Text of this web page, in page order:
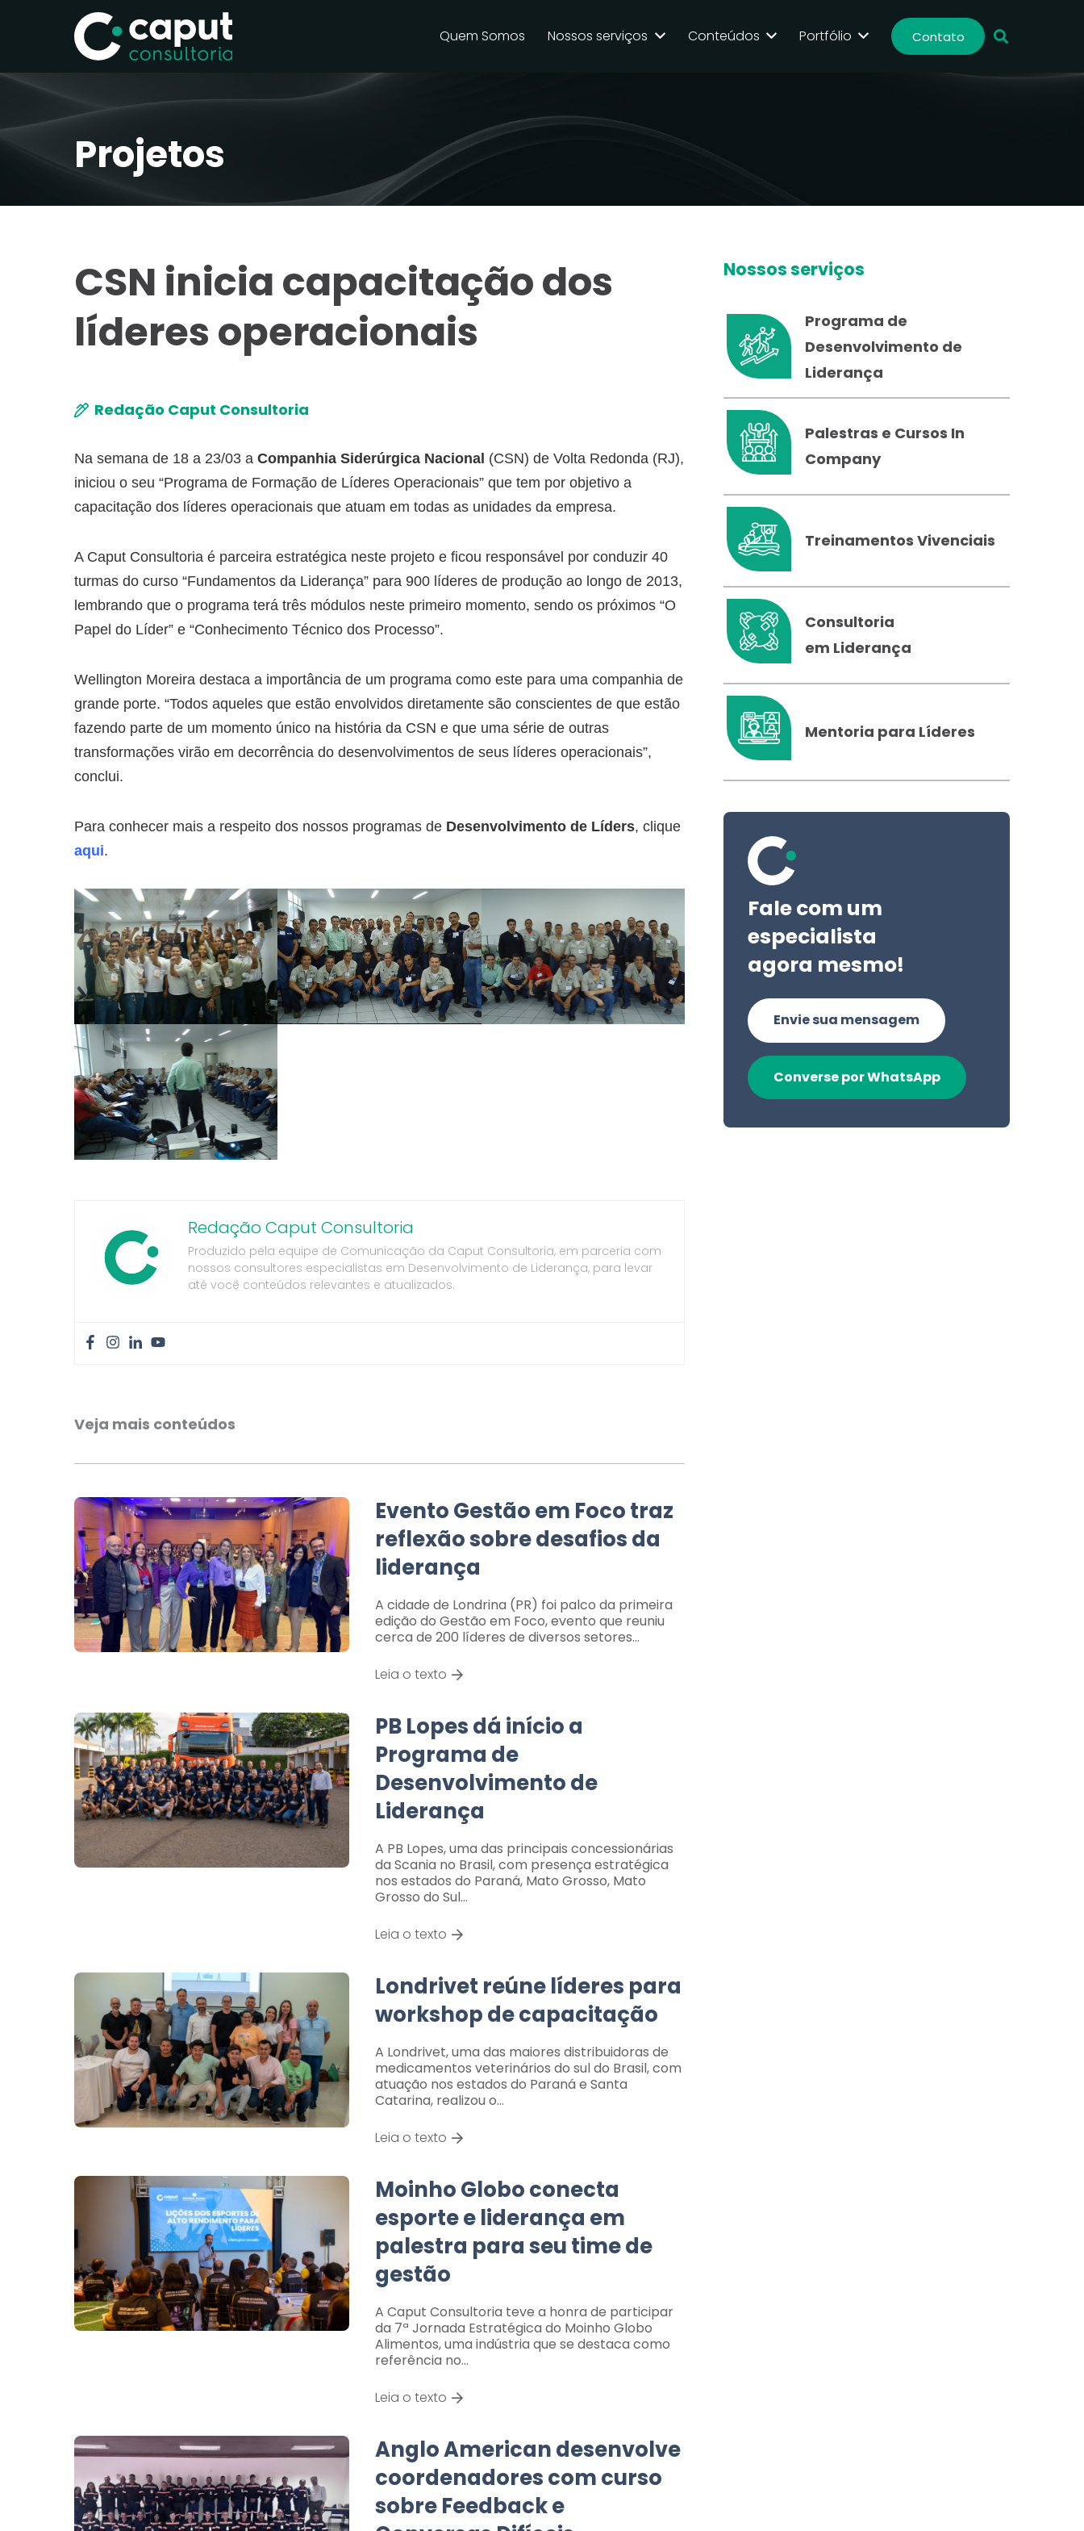
Quem Somos Nossos serviços Conteúdos Portfólio Contato
Projetos
CSN inicia capacitação dos
líderes operacionais
Redação Caput Consultoria
Na semana de 18 a 23/03 a Companhia Siderúrgica Nacional (CSN) de Volta Redonda (RJ),
iniciou o seu “Programa de Formação de Líderes Operacionais” que tem por objetivo a
capacitação dos líderes operacionais que atuam em todas as unidades da empresa.
A Caput Consultoria é parceira estratégica neste projeto e ficou responsável por conduzir 40
turmas do curso “Fundamentos da Liderança” para 900 líderes de produção ao longo de 2013,
lembrando que o programa terá três módulos neste primeiro momento, sendo os próximos “O
Papel do Líder” e “Conhecimento Técnico dos Processo”.
Wellington Moreira destaca a importância de um programa como este para uma companhia de
grande porte. “Todos aqueles que estão envolvidos diretamente são conscientes de que estão
fazendo parte de um momento único na história da CSN e que uma série de outras
transformações virão em decorrência do desenvolvimentos de seus líderes operacionais”,
conclui.
Para conhecer mais a respeito dos nossos programas de Desenvolvimento de Líders, clique
aqui.
Redação Caput Consultoria
Produzido pela equipe de Comunicação da Caput Consultoria, em parceria com
nossos consultores especialistas em Desenvolvimento de Liderança, para levar
até você conteúdos relevantes e atualizados.
Veja mais conteúdos
Evento Gestão em Foco traz
reflexão sobre desafios da
liderança
A cidade de Londrina (PR) foi palco da primeira
edição do Gestão em Foco, evento que reuniu
cerca de 200 líderes de diversos setores…
Leia o texto
PB Lopes dá início a
Programa de
Desenvolvimento de
Liderança
A PB Lopes, uma das principais concessionárias
da Scania no Brasil, com presença estratégica
nos estados do Paraná, Mato Grosso, Mato
Grosso do Sul…
Leia o texto
Londrivet reúne líderes para
workshop de capacitação
A Londrivet, uma das maiores distribuidoras de
medicamentos veterinários do sul do Brasil, com
atuação nos estados do Paraná e Santa
Catarina, realizou o…
Leia o texto
Moinho Globo conecta
esporte e liderança em
palestra para seu time de
gestão
A Caput Consultoria teve a honra de participar
da 7ª Jornada Estratégica do Moinho Globo
Alimentos, uma indústria que se destaca como
referência no…
Leia o texto
Anglo American desenvolve
coordenadores com curso
sobre Feedback e
Nossos serviços
Programa de
Desenvolvimento de
Liderança
Palestras e Cursos In
Company
Treinamentos Vivenciais
Consultoria
em Liderança
Mentoria para Líderes
Fale com um
especialista
agora mesmo!
Envie sua mensagem
Converse por WhatsApp